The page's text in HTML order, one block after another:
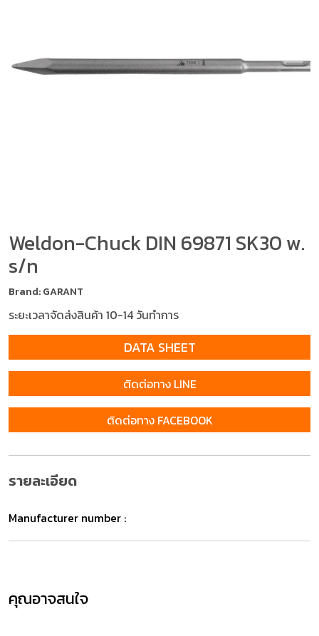
Weldon-Chuck DIN 69871 SK30 w.
s/n
Brand: GARANT
ระยะเวลาจัดส่งสินค้า 10-14 วันทำการ
DATA SHEET
ติดต่อทาง LINE
ติดต่อทาง FACEBOOK
รายละเอียด
Manufacturer number :
คุณอาจสนใจ